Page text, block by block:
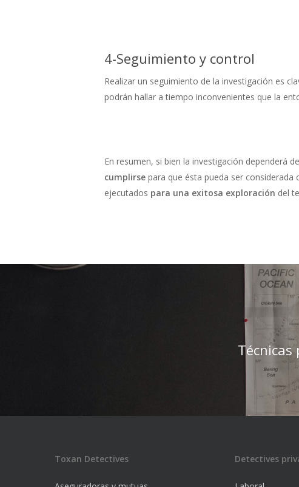
4-Seguimiento y control
Realizar un seguimiento de la investigación es
podrán hallar a tiempo inconvenientes que la
En resumen, si bien la investigación dependerá
cumplirse para que ésta pueda ser
ejecutados para una exitosa exploración del
Toxan Detectives Detectives